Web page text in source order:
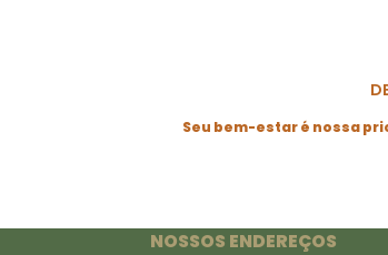
Seu bem-estar é nossa
NOSSOS ENDEREÇOS